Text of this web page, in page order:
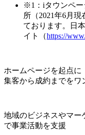
※1：iタウンペー
所（2021年6月
ております。日
イト（https://
ホームページを起点に
集客から成約までをワ
地域のビジネスやマー
で事業活動を支援